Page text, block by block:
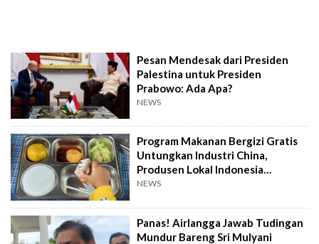
Pesan Mendesak dari Presiden
Palestina untuk Presiden
Prabowo: Ada Apa?
NEWS
Program Makanan Bergizi Gratis
Untungkan Industri China,
Produsen Lokal Indonesia
Tertekan
NEWS
Panas! Airlangga Jawab Tudingan
Mundur Bareng Sri Mulyani